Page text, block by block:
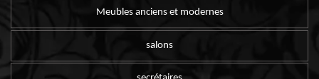
Meubles anciens et modernes
salons